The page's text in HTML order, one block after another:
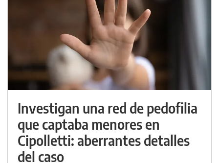
Investigan una red de pedofilia
que captaba menores en
Cipolletti: aberrantes detalles
del caso